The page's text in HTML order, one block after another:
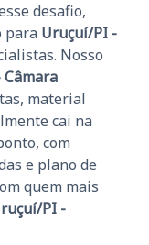
desafio,
para Uruçuí/PI -
Nosso
material
cai na
com
e plano de
quem mais
PI -